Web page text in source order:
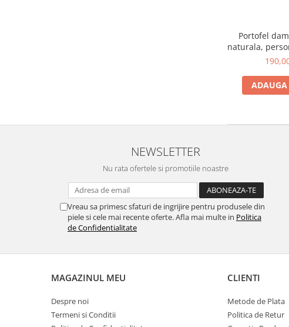
Portofel
naturala,
rosu
ADAUGA
NEWSLETTER
Nu rata ofertele si promotiile noastre
Vreau sa primesc sfaturi de ingrijire pentru produsele din
piele si cele mai recente oferte. Afla mai multe in Politica
de Confidentialitate
MAGAZINUL MEU
Despre noi
Termeni si Conditii
CLIENTI
Metode de Plata
Politica de Retur